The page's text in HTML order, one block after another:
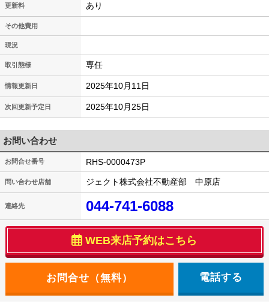
更新料 あり
その他費用
現況
取引態様 専任
情報更新日 2025年10月11日
次回更新予定日 2025年10月25日
お問い合わせ
お問合せ番号 RHS-0000473P
問い合わせ店舗 ジェクト株式会社不動産部 中原店
連絡先 044-741-6088
WEB来店予約はこちら
電話する